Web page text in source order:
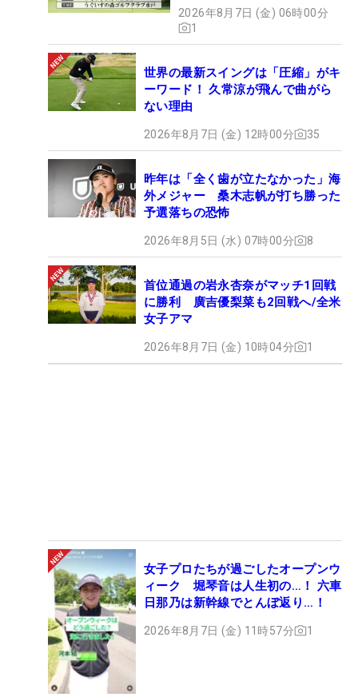
2026年8月7日 (金) 06時00分
1
世界の最新スイングは「圧縮」がキ
ーワード！ 久常涼が飛んで曲がら
ない理由
2026年8月7日 (金) 12時00分 35
昨年は「全く歯が立たなかった」海
外メジャー 桑木志帆が打ち勝った
予選落ちの恐怖
2026年8月5日 (水) 07時00分 8
首位通過の岩永杏奈がマッチ1回戦
に勝利 廣吉優梨菜も2回戦へ/全米
女子アマ
2026年8月7日 (金) 10時04分 1
女子プロたちが過ごしたオープンウ
ィーク 堀琴音は人生初の…！ 六車
日那乃は新幹線でとんぼ返り…！
2026年8月7日 (金) 11時57分 1